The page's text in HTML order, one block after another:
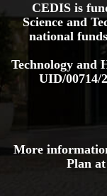
CEDIS is
Science and
national
Technology and
UID/00714/
More
Plan at